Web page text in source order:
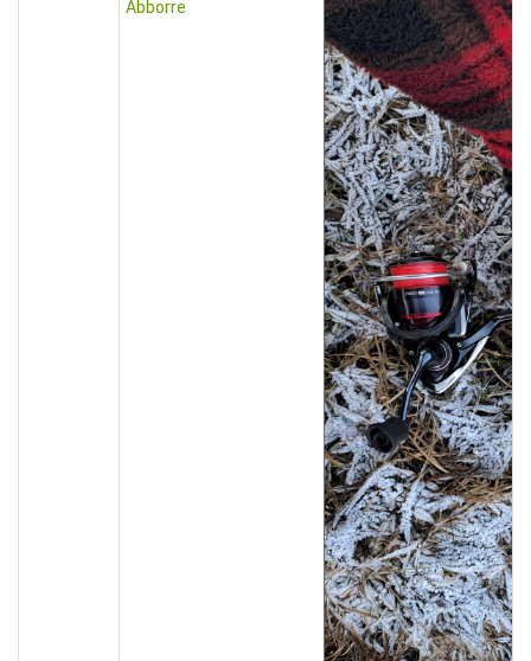
Abborre